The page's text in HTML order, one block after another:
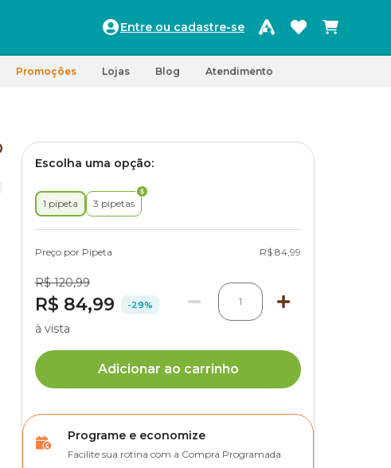
Entre ou cadastre-se
Promoções Lojas Blog Atendimento
Escolha uma opção:
1 pipeta 3 pipetas
Preço por Pipeta R$ 84,99
R$ 120,99
R$ 84,99 -29% 1
à vista
Adicionar ao carrinho
Programe e economize
Facilite sua rotina com a Compra Programada